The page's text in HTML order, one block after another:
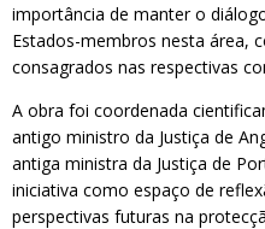
importância de manter o
Estados-membros nesta área,
consagrados nas respectivas
A obra foi coordenada
antigo ministro da Justiça de
antiga ministra da Justiça de
iniciativa como espaço de
perspectivas futuras na